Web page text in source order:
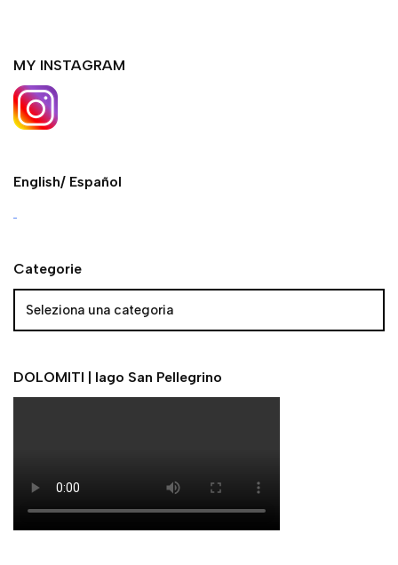
MY INSTAGRAM
English/ Español
Categorie
DOLOMITI | lago San Pellegrino